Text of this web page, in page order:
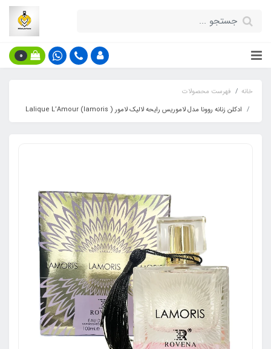
0
خانه
فهرست محصولات
ادکلن زنانه روونا مدل لاموریس رایحه لالیک لامور ( lamoris) Lalique L’Amour